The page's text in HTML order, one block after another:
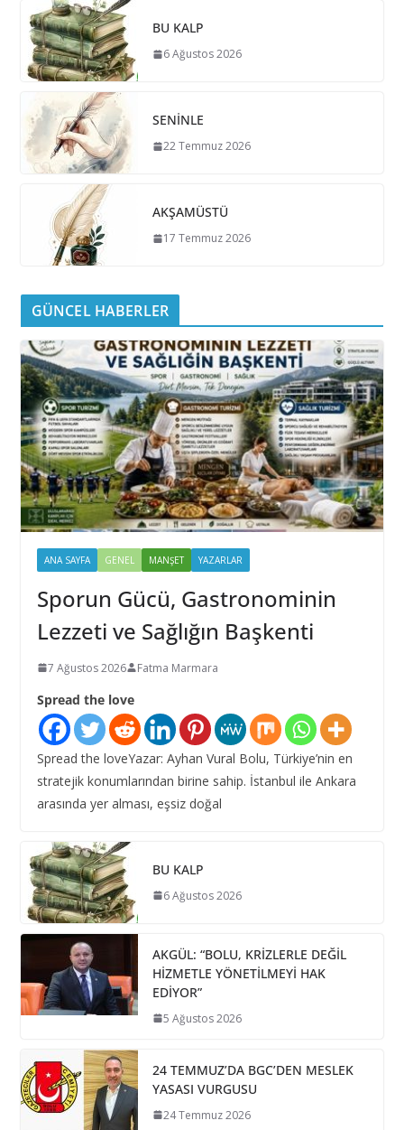
BU KALP
6 Ağustos 2026
SENİNLE
22 Temmuz 2026
AKŞAMÜSTÜ
17 Temmuz 2026
GÜNCEL HABERLER
ANA SAYFA GENEL MANŞET YAZARLAR
Sporun Gücü, Gastronominin
Lezzeti ve Sağlığın Başkenti
7 Ağustos 2026 Fatma Marmara
Spread the love
Spread the loveYazar: Ayhan Vural Bolu, Türkiye’nin en
stratejik konumlarından birine sahip. İstanbul ile Ankara
arasında yer alması, eşsiz doğal
BU KALP
6 Ağustos 2026
AKGÜL: “BOLU, KRİZLERLE DEĞİL
HİZMETLE YÖNETİLMEYİ HAK
EDİYOR”
5 Ağustos 2026
24 TEMMUZ’DA BGC’DEN MESLEK
YASASI VURGUSU
24 Temmuz 2026